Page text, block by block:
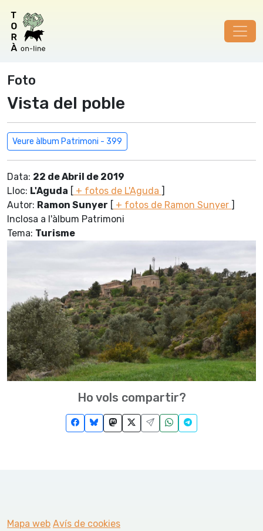
Foto
Vista del poble
Veure àlbum Patrimoni - 399
Data: 22 de Abril de 2019
Lloc: L'Aguda [ + fotos de L'Aguda ]
Autor: Ramon Sunyer [ + fotos de Ramon Sunyer ]
Inclosa a l'àlbum Patrimoni
Tema: Turisme
Ho vols compartir?
Mapa web Avís de cookies